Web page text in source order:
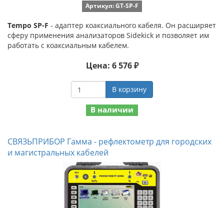
Артикул: GT-SP-F
Tempo SP-F - адаптер коаксиального кабеля. Он расширяет
сферу применения анализаторов Sidekick и позволяет им
работать с коаксиальным кабелем.
Цена: 6 576 ₽
В корзину
В наличии
СВЯЗЬПРИБОР Гамма - рефлектометр для городских
и магистральных кабелей